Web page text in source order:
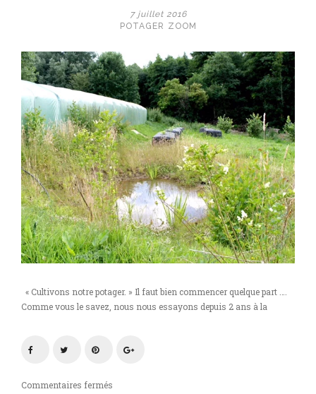
7 juillet 2016
POTAGER ZOOM
« Cultivons notre potager. » Il faut bien commencer quelque part ….
Comme vous le savez, nous nous essayons depuis 2 ans à la
Commentaires fermés